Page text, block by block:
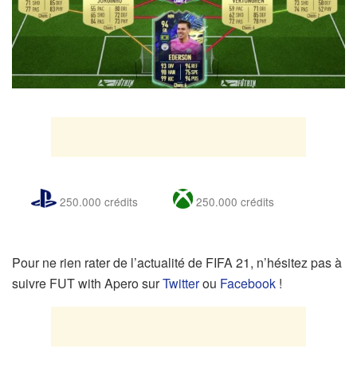
250.000 crédits 250.000 crédits
Pour ne rien rater de l’actualité de FIFA 21, n’hésitez pas à
suivre FUT with Apero surTwitterou Facebook !